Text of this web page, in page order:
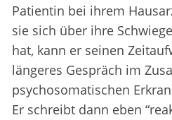
Patientin bei ihrem
sie sich über ihre
hat, kann er seinen
längeres Gespräch im
psychosomatischen
Er schreibt dann eben